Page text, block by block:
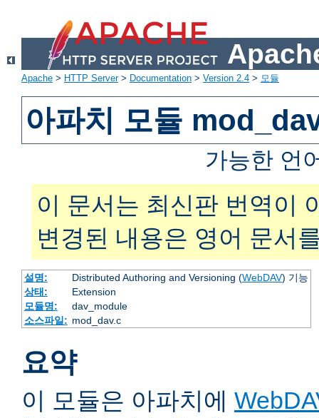
Apache > HTTP Server> Documentation > Version 2.4 > 모듈
아파치 모듈
가능한 언
이 문서는 최신판 번역이
변경된 내용은 영어 문서
설명: Distributed Authoring and Versioning (WebDAV) 기능
상태:
Extension
모듈명:
dav_module
소스파일: mod_dav.c
요약
이 모듈은 아파치에